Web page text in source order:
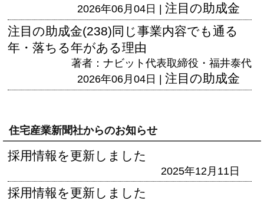
2026年06月04日 | 注目の助成金
注目の助成金(238)同じ事業内容でも通る
年・落ちる年がある理由
著者：ナビット代表取締役・福井泰代
2026年06月04日 | 注目の助成金
住宅産業新聞社からのお知らせ
採用情報を更新しました
2025年12月11日
採用情報を更新しました